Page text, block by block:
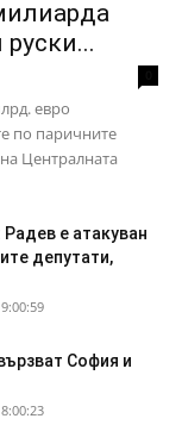
евро
по паричните
Централната
е атакуван
депутати,
София и